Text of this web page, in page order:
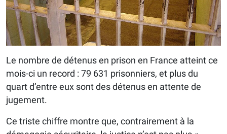
Le nombre de détenus en prison en France atteint ce
mois-ci un record : 79 631 prisonniers, et plus du
quart d’entre eux sont des détenus en attente de
jugement.
Ce triste chiffre montre que, contrairement à la